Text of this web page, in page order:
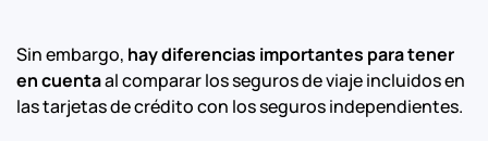
Sin embargo, hay diferencias importantes para tener
en cuentaal comparar los seguros de viaje incluidos en
las tarjetas de crédito con los seguros independientes.